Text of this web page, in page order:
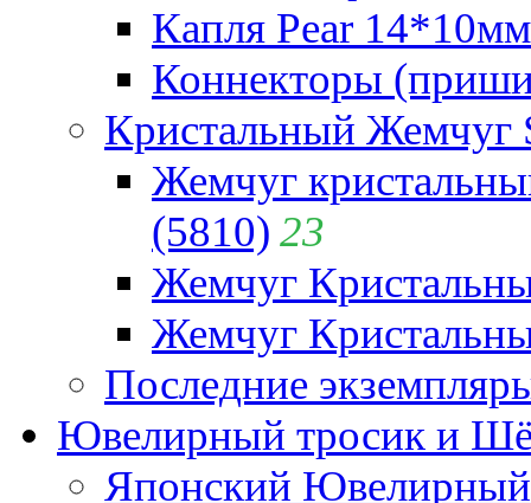
Капля Pear
Коннекторы
Кристальный Жемчуг
Жемчуг
(5810) 23
Жемчуг
Жемчуг
Последние
Ювелирный тросик и
Японский